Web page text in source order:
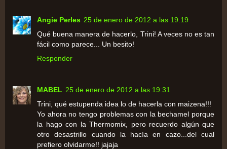
Angie Perles 25 de enero de 2012 a las 19:19
Qué buena manera de hacerlo, Trini! A veces no es tan
fácil como parece... Un besito!
Responder
MABEL 25 de enero de 2012 a las 19:31
Trini, qué estupenda idea lo de hacerla con maizena!!!
Yo ahora no tengo problemas con la bechamel porque
la hago con la Thermomix, pero recuerdo algún que
otro desastrillo cuando la hacía en cazo...del cual
prefiero olvidarme!! jajaja